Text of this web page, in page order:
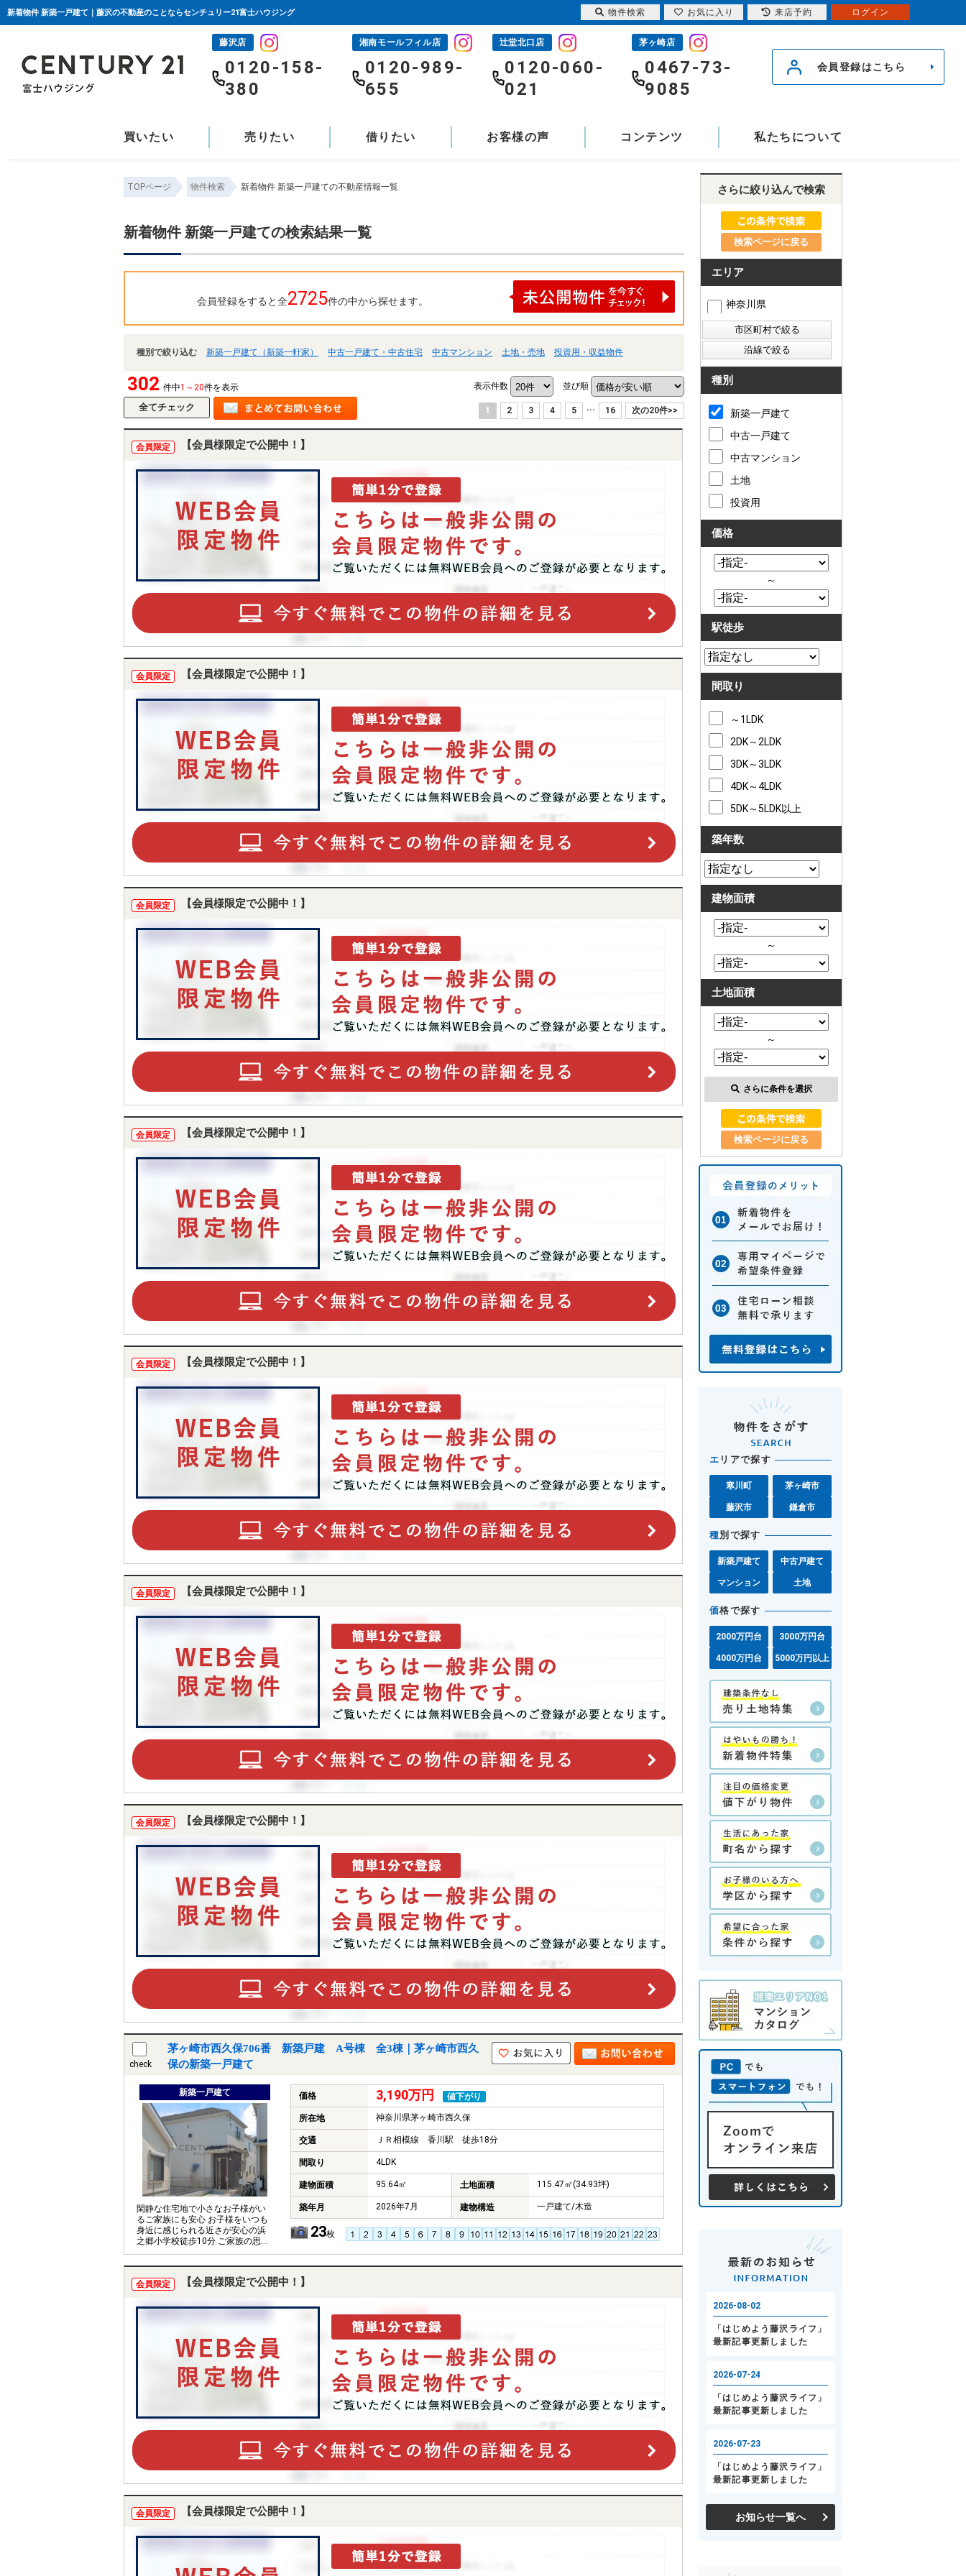
新着物件 新築一戸建て｜藤沢の不動産のことならセンチュリー21富士ハウジング
藤沢店
0120-158-
380
湘南モールフィル店
0120-989-
655
辻堂北口店
0120-060-
021
茅ヶ崎店
0467-73-
9085
会員登録はこちら
買いたい 売りたい 借りたい お客様の声 コンテンツ 私たちについて
TOPページ 物件検索 新着物件 新築一戸建ての不動産情報一覧
新着物件 新築一戸建ての検索結果一覧
会員登録をすると全2725件の中から探せます。
種別で絞り込む 新築一戸建て（新築一軒家） 中古一戸建て・中古住宅 中古マンション 土地・売地 投資用・収益物件
302 件中1～20件を表示 表示件数 並び順
1 2 3 4 5 ... 16 次の20件>>
会員限定 【会員様限定で公開中！】
会員限定 【会員様限定で公開中！】
会員限定 【会員様限定で公開中！】
会員限定 【会員様限定で公開中！】
会員限定 【会員様限定で公開中！】
会員限定 【会員様限定で公開中！】
会員限定 【会員様限定で公開中！】
check
茅ヶ崎市西久保706番 新築戸建 A号棟 全3棟｜茅ヶ崎市西久
保の新築一戸建て
新築一戸建て
閑静な住宅地で小さなお子様がい
るご家族にも安心 お子様をいつも
身近に感じられる近さが安心の浜
之郷小学校徒歩10分 ご家族の思い
出も大切にしまっておけるたっぷ
価格 3,190万円 値下がり
所在地 神奈川県茅ヶ崎市西久保
交通 ＪＲ相模線 香川駅 徒歩18分
間取り 4LDK
建物面積 95.64㎡ 土地面積 115.47㎡(34.93坪)
築年月 2026年7月 建物構造 一戸建て/木造
23枚
会員限定 【会員様限定で公開中！】
会員限定 【会員様限定で公開中！】
さらに絞り込んで検索
検索ページに戻る
エリア
神奈川県
種別
新築一戸建て
中古一戸建て
中古マンション
土地
投資用
価格
～
駅徒歩
間取り
～1LDK
2DK～2LDK
3DK～3LDK
4DK～4LDK
5DK～5LDK以上
築年数
建物面積
～
土地面積
～
さらに条件を選択
検索ページに戻る
エ リアで探す
寒川町 茅ヶ崎市
藤沢市 鎌倉市
種別で探す
新築戸建て 中古戸建て
マンション 土地
価格で探す
2000万円台 3000万円台
4000万円台 5000万円以上
お知らせ一覧へ
物件検索 お気に入り 来店予約 ログイン